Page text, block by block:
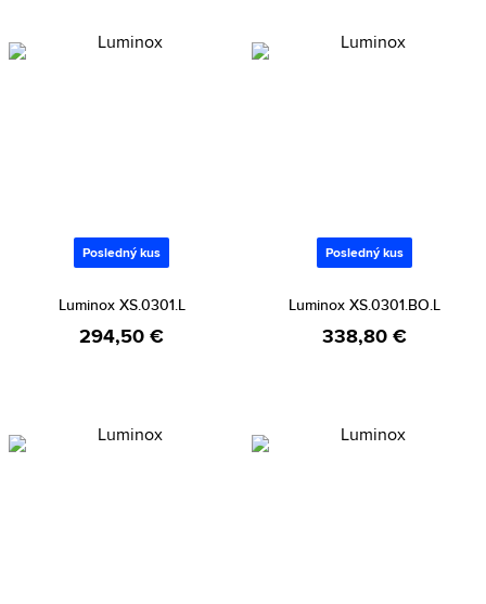
Posledný kus
Luminox XS.0301.L
294,50 €
Posledný kus
Luminox XS.0301.BO.L
338,80 €